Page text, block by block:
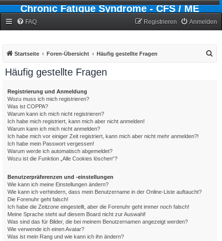
Chronic Fatigue Syndrome - CFS / ME
FAQ Anmelden
Registrieren
Startseite Foren-Übersicht Häufig gestellte Fragen
Häufig gestellte Fragen
Registrierung und Anmeldung
Wozu muss ich mich registrieren?
Was ist COPPA?
Warum kann ich mich nicht registrieren?
Ich habe mich registriert, kann mich aber nicht anmelden!
Warum kann ich mich nicht anmelden?
Ich habe mich vor einiger Zeit registriert, kann mich aber nicht mehr anmelden?!
Ich habe mein Passwort vergessen!
Warum werde ich automatisch abgemeldet?
Wozu ist die Funktion „Alle Cookies löschen“?
Benutzerpräferenzen und -einstellungen
Wie kann ich meine Einstellungen ändern?
Wie kann ich verhindern, dass mein Benutzername in der Online-Liste auftaucht?
Die Forenuhr geht falsch!
Ich habe die Zeitzone eingestellt, aber die Forenuhr geht immer noch falsch!
Meine Sprache steht auf diesem Board nicht zur Auswahl!
Was sind das für Bilder, die bei meinem Benutzernamen angezeigt werden?
Wie verwende ich einen Avatar?
Was ist mein Rang und wie kann ich ihn ändern?